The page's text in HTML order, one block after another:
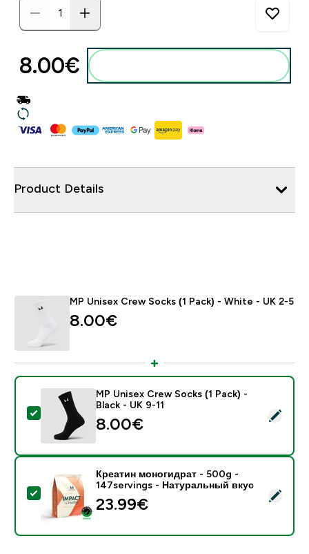
8.00€‎
Product Details
MP Unisex Crew Socks (1 Pack) - White - UK 2-5
8.00€‎
- MP Unisex Crew Socks (1 Pack) - Black - UK 9-11
MP Unisex Crew Socks (1 Pack) -
Black - UK 9-11
8.00€‎
- Креатин моногидрат - 500g - 147servings -
Креатин моногидрат - 500g -
147servings - Натуральный вкус
23.99€‎